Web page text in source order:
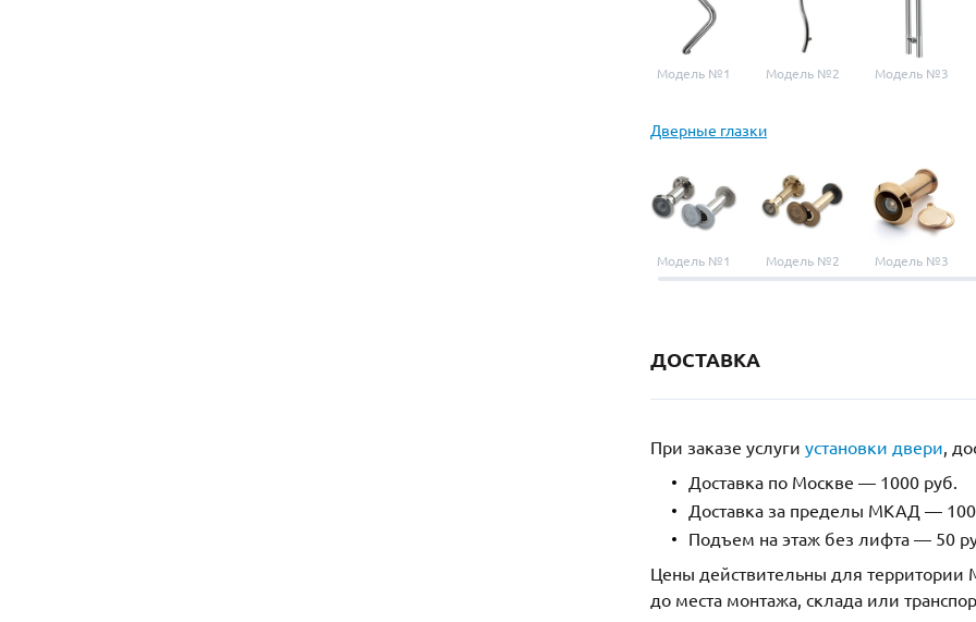
Модель №1 Модель №2 Модель №3
Дверные глазки
Модель №1 Модель №2 Модель №3
ДОСТАВКА
При заказе услуги установки двери,
Доставка по Москве — 1000 руб.
Доставка за пределы МКАД —
Подъем на этаж без лифта — 50
Цены действительны для территории
до места монтажа, склада или